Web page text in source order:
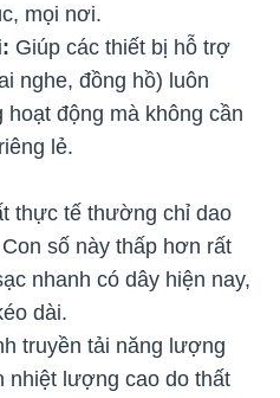
mọi nơi.
Giúp các thiết bị hỗ trợ
nghe, đồng hồ) luôn
động mà không cần
lẻ.
thực tế thường chỉ dao
số này thấp hơn rất
nhanh có dây hiện nay,
dài.
truyền tải năng lượng
nhiệt lượng cao do thất